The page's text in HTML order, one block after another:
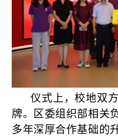
仪式上，校地双
牌。区委组织部相关
多年深厚合作基础的